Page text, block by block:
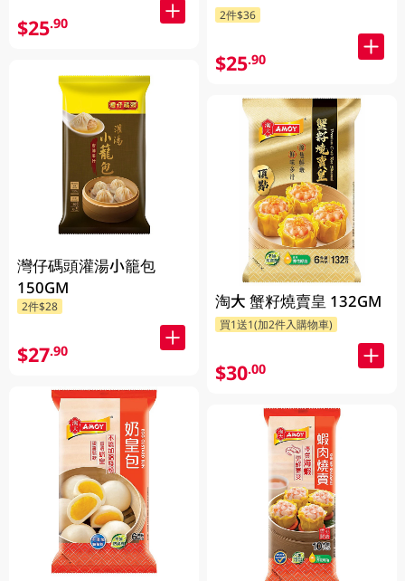
$25.90
灣仔碼頭灌湯小籠包
150GM
2件$28
$27.90
2件$36
$25.90
淘大 蟹籽燒賣皇 132GM
買1送1(加2件入購物車)
$30.00